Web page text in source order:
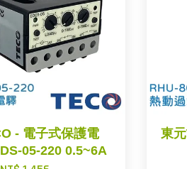
- 電子式保護電
05-220 0.5~6A
東